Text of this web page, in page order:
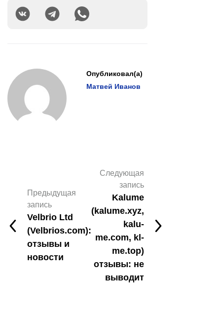
Опубликовал(а)
Матвей Иванов
Предыдущая
запись
Velbrio Ltd
(Velbrios.com):
отзывы и
новости
Следующая
запись
Kalume
(kalume.xyz,
kalu-
me.com, kl-
me.top)
отзывы: не
выводит